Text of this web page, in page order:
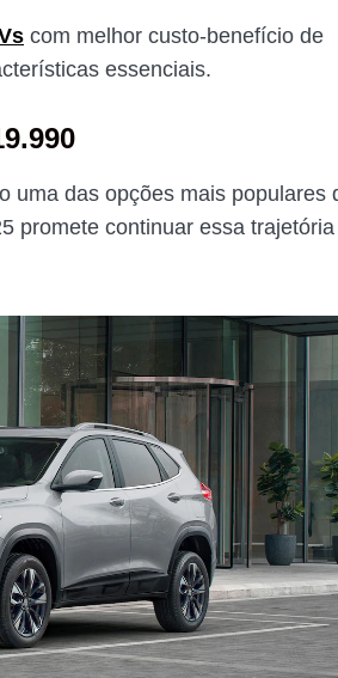
com melhor custo-benefício de
essenciais.
uma das opções mais populares
promete continuar essa